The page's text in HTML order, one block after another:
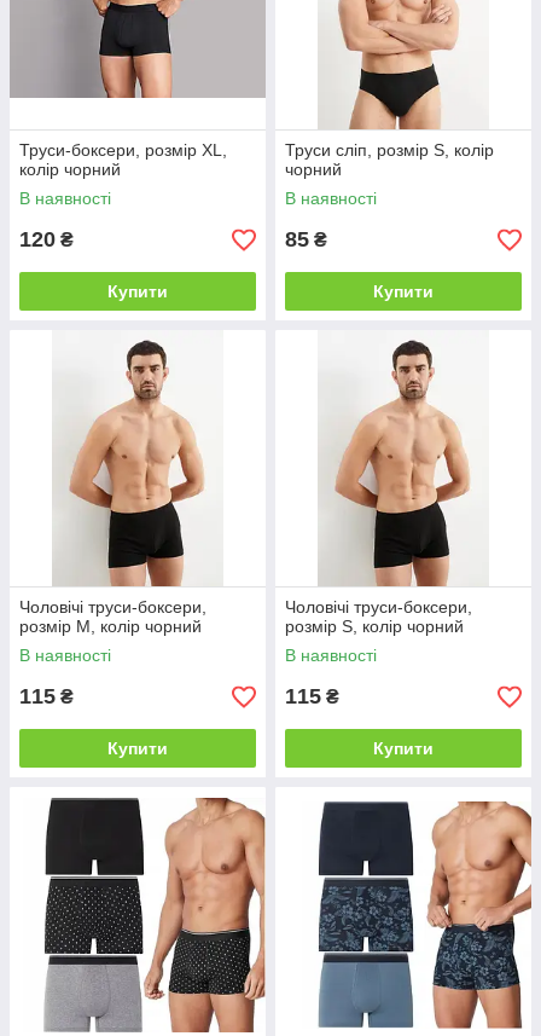
Труси-боксери, розмір XL,
колір чорний
В наявності
120 ₴
Купити
Труси сліп, розмір S, колір
чорний
В наявності
85 ₴
Купити
Чоловічі труси-боксери,
розмір M, колір чорний
В наявності
115 ₴
Купити
Чоловічі труси-боксери,
розмір S, колір чорний
В наявності
115 ₴
Купити